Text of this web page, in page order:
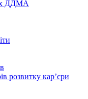
ДДМА
розвитку кар’єри